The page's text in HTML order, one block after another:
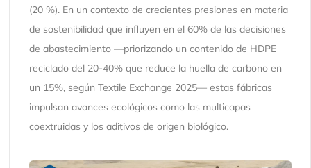
(20 %). En un contexto de crecientes presiones en materia
de sostenibilidad que influyen en el 60% de las decisiones
de abastecimiento —priorizando un contenido de HDPE
reciclado del 20-40% que reduce la huella de carbono en
un 15%, según Textile Exchange 2025— estas fábricas
impulsan avances ecológicos como las multicapas
coextruidas y los aditivos de origen biológico.